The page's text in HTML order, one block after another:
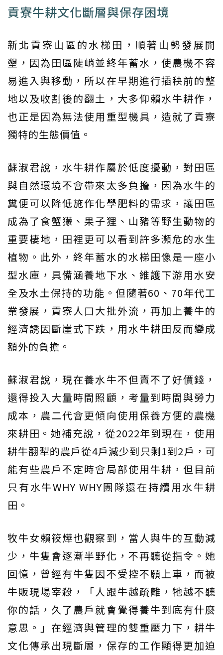
貢寮牛耕文化斷層與保存困境
新北貢寮山區的水梯田，順著山勢發展開
墾，因為田區陡峭並終年蓄水，使農機不容
易進入與移動，所以在早期進行插秧前的整
地以及收割後的翻土，大多仰賴水牛耕作，
也正是因為無法使用重型機具，造就了貢寮
獨特的生態價值。
蘇淑君說，水牛耕作屬於低度擾動，對田區
與自然環境不會帶來太多負擔，因為水牛的
糞便可以降低施作化學肥料的需求，讓田區
成為了食蟹獴、果子狸、山豬等野生動物的
重要棲地，田裡更可以看到許多瀕危的水生
植物。此外，終年蓄水的水梯田像是一座小
型水庫，具備涵養地下水、維護下游用水安
全及水土保持的功能。但隨著60、70年代工
業發展，貢寮人口大批外流，再加上養牛的
經濟誘因斷崖式下跌，用水牛耕田反而變成
額外的負擔。
蘇淑君說，現在養水牛不但賣不了好價錢，
還得投入大量時間照顧，考量到時間與勞力
成本，農二代會更傾向使用保養方便的農機
來耕田。她補充說，從2022年到現在，使用
耕牛翻犁的農戶從4戶減少到只剩1到2戶，可
能有些農戶不定時會局部使用牛耕，但目前
只有水牛WHY WHY團隊還在持續用水牛耕
田。
牧牛女賴筱燁也觀察到，當人與牛的互動減
少，牛隻會逐漸半野化，不再聽從指令。她
回憶，曾經有牛隻因不受控不願上車，而被
牛販現場宰殺，「人跟牛越疏離，牠越不聽
你的話，久了農戶就會覺得養牛到底有什麼
意思。」在經濟與管理的雙重壓力下，耕牛
文化傳承出現斷層，保存的工作顯得更加迫